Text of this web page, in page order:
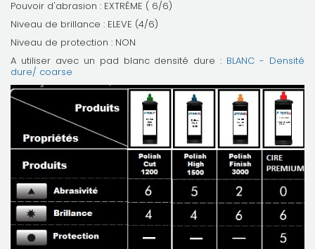
Pouvoir d'abrasion : EXTRÊME ( 6/6)
Niveau de brillance : ELEVE (4/6)
Niveau de protection : NON
A utiliser avec un pad blanc densité dure : BLANC - Densité
dure/ coarse